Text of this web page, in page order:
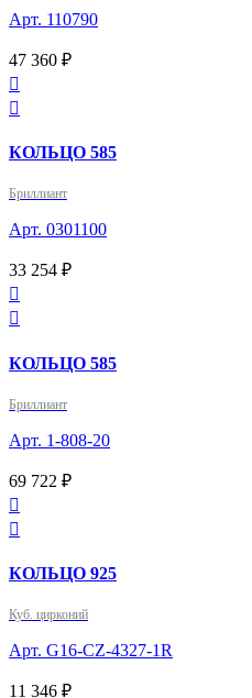
Арт. 110790
47 360 ₽


КОЛЬЦО 585
Бриллиант
Арт. 0301100
33 254 ₽


КОЛЬЦО 585
Бриллиант
Арт. 1-808-20
69 722 ₽


КОЛЬЦО 925
Куб. цирконий
Арт. G16-CZ-4327-1R
11 346 ₽